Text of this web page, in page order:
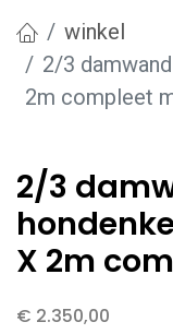
winkel
2/3
2m compleet
2/3
X 2m
€ 2.350,00